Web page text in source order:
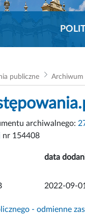
publiczne Archiwum
archiwalnego:
nr 154408
data
2022-09-
- odmienne